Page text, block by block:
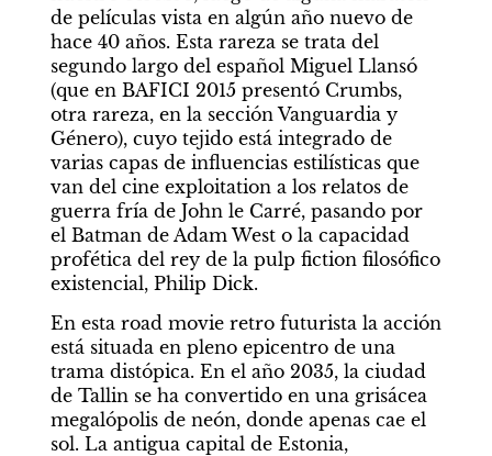
de películas vista en algún año nuevo de
hace 40 años. Esta rareza se trata del
segundo largo del español Miguel Llansó
(que en BAFICI 2015 presentó Crumbs,
otra rareza, en la sección Vanguardia y
Género), cuyo tejido está integrado de
varias capas de influencias estilísticas que
van del cine exploitation a los relatos de
guerra fría de John le Carré, pasando por
el Batman de Adam West o la capacidad
profética del rey de la pulp fiction filosófico
existencial, Philip Dick.
En esta road movie retro futurista la acción
está situada en pleno epicentro de una
trama distópica. En el año 2035, la ciudad
de Tallin se ha convertido en una grisácea
megalópolis de neón, donde apenas cae el
sol. La antigua capital de Estonia,